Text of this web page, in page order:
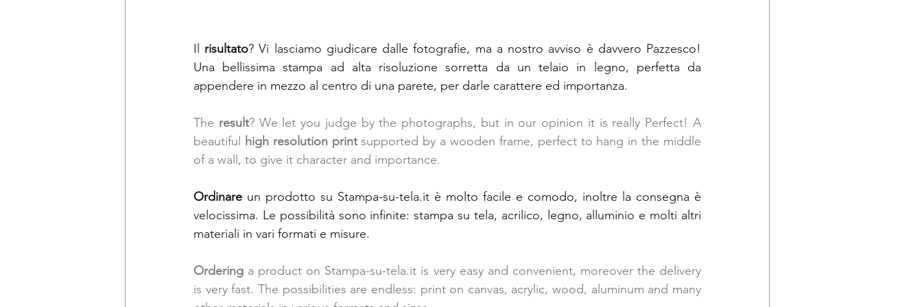
Il risultato? Vi lasciamo giudicare dalle fotografie, ma a nostro avviso è davvero Pazzesco!
Una bellissima stampa ad alta risoluzione sorretta da un telaio in legno, perfetta da
appendere in mezzo al centro di una parete, per darle carattere ed importanza.
The result? We let you judge by the photographs, but in our opinion it is really Perfect! A
beautiful high resolution print supported by a wooden frame, perfect to hang in the middle
of a wall, to give it character and importance.
Ordinare un prodotto su Stampa-su-tela.it è molto facile e comodo, inoltre la consegna è
velocissima. Le possibilità sono infinite: stampa su tela, acrilico, legno, alluminio e molti altri
materiali in vari formati e misure.
Ordering a product on Stampa-su-tela.it is very easy and convenient, moreover the delivery
is very fast. The possibilities are endless: print on canvas, acrylic, wood, aluminum and many